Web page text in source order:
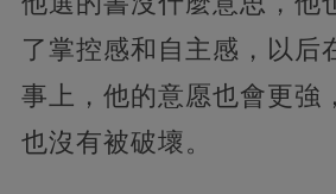
了掌控感和自主感，以后
事上，他的意愿也會更強
也沒有被破壞。